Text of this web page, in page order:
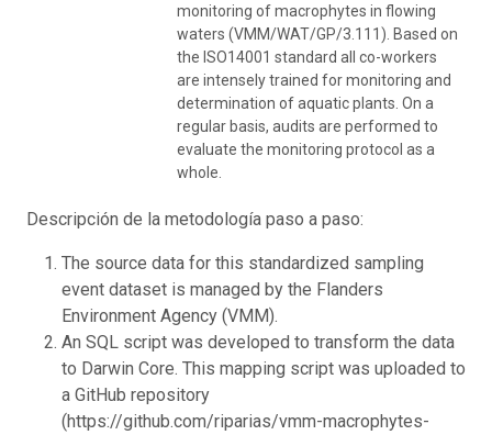
monitoring of macrophytes in flowing
waters (VMM/WAT/GP/3.111). Based on
the ISO14001 standard all co-workers
are intensely trained for monitoring and
determination of aquatic plants. On a
regular basis, audits are performed to
evaluate the monitoring protocol as a
whole.
Descripción de la metodología paso a paso:
The source data for this standardized sampling
event dataset is managed by the Flanders
Environment Agency (VMM).
An SQL script was developed to transform the data
to Darwin Core. This mapping script was uploaded to
a GitHub repository
(https://github.com/riparias/vmm-macrophytes-